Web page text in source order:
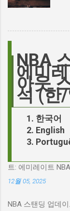
한
의
리
무
시
다.
점
것
기'
완
정
연
단
다.
치
환
들
오
의
인
개
스
NBA
에미
아웃
석 (한
한국어
English
트: 에미레이트
12월 05, 2025
NBA 스탠딩 업데